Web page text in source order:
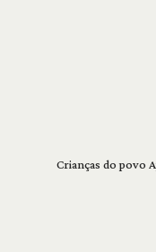
Crianças do povo